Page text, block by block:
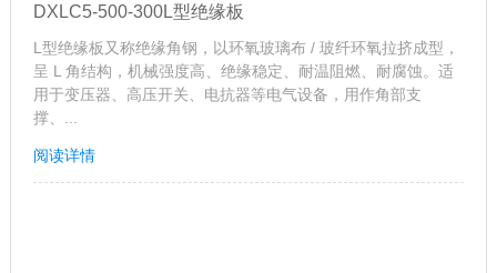
DXLC5-500-300L型绝缘板
L型绝缘板又称绝缘角钢，以环氧玻璃布 / 玻纤环氧拉挤成型，
呈 L 角结构，机械强度高、绝缘稳定、耐温阻燃、耐腐蚀。适
用于变压器、高压开关、电抗器等电气设备，用作角部支
撑、...
阅读详情